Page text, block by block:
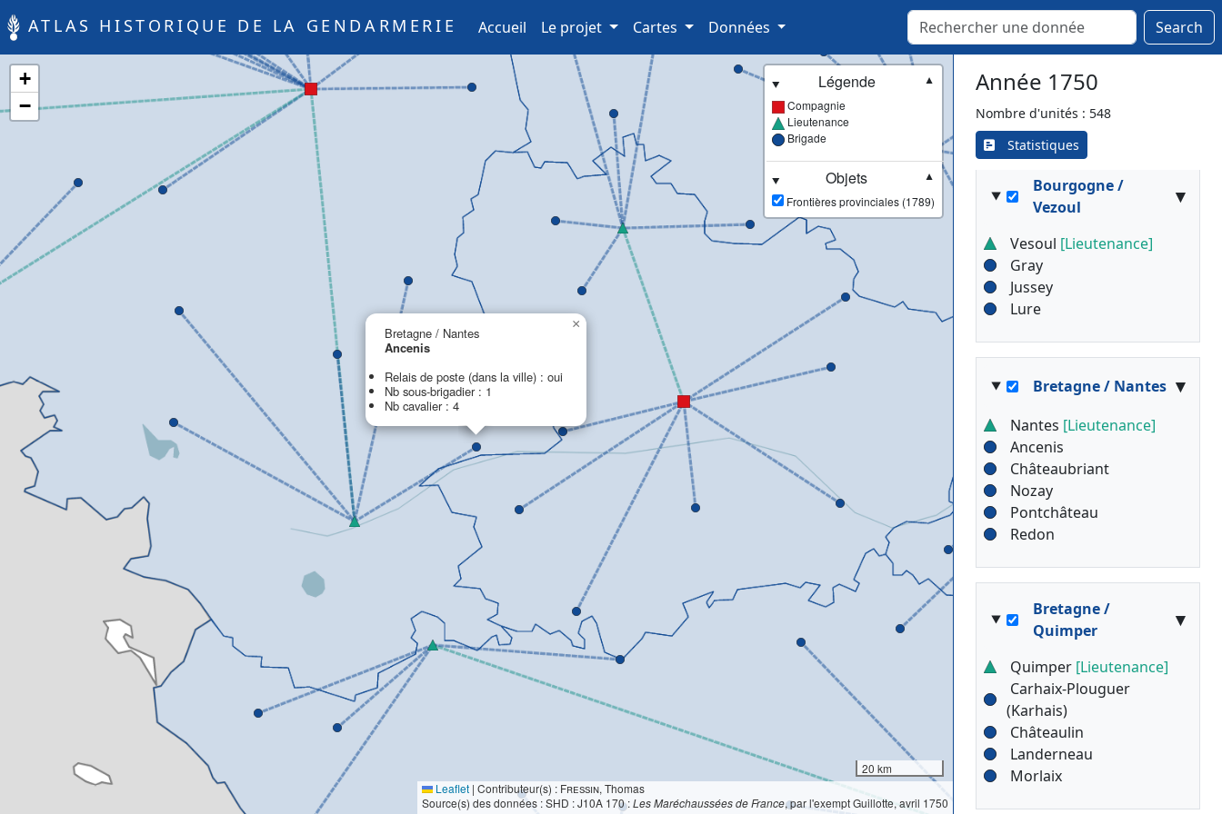
ATLAS HISTORIQUE DE LA GENDARMERIE Accueil (current)
Le projet Cartes Données Search
Bretagne / Nantes
Ancenis
Relais de poste (dans la ville) : oui
Nb sous-brigadier : 1
Nb cavalier : 4
×
+
−
Légende
▼
Compagnie
Lieutenance
Brigade
Objets
▼
Frontières provinciales (1789)
20 km
Leaflet | Contributeur(s) : Fressin, Thomas
Source(s) des données : SHD : J10A 170 :Les Maréchaussées de France, par l'exempt Guillotte, avril 1750
Année 1750
Nombre d'unités : 548
Statistiques
Bourgogne /
Montbar
Montbard[Lieutenance]
Bourgogne /
Vezoul
▾
Vesoul [Lieutenance]
Gray
Jussey
Lure
Bretagne / Nantes ▾
Nantes [Lieutenance]
Ancenis
Châteaubriant
Nozay
Pontchâteau
Redon
Bretagne /
Quimper
▾
Quimper [Lieutenance]
Carhaix-Plouguer
(Karhais)
Châteaulin
Landerneau
Morlaix